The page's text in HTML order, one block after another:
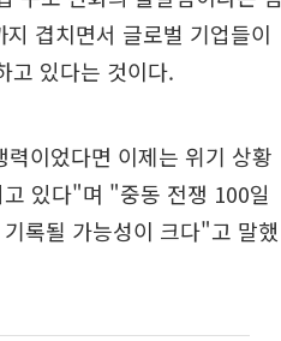
겹치면서 글로벌 기업들이
고 있다는 것이다.
이었다면 이제는 위기 상황
있다"며 "중동 전쟁 100일
록될 가능성이 크다"고 말했